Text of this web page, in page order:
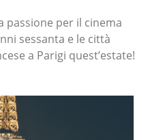
passione per il cinema
sessanta e le città
a Parigi quest’estate!